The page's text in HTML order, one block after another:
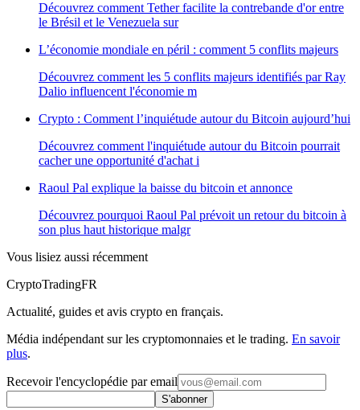
Découvrez comment Tether facilite la contrebande d'or entre
le Brésil et le Venezuela sur
L’économie mondiale en péril : comment 5 conflits majeurs
Découvrez comment les 5 conflits majeurs identifiés par Ray
Dalio influencent l'économie m
Crypto : Comment l’inquiétude autour du Bitcoin aujourd’hui
Découvrez comment l'inquiétude autour du Bitcoin pourrait
cacher une opportunité d'achat i
Raoul Pal explique la baisse du bitcoin et annonce
Découvrez pourquoi Raoul Pal prévoit un retour du bitcoin à
son plus haut historique malgr
Vous lisiez aussi récemment
CryptoTradingFR
Actualité, guides et avis crypto en français.
Média indépendant sur les cryptomonnaies et le trading. En savoir
plus.
Recevoir l'encyclopédie par email
S'abonner